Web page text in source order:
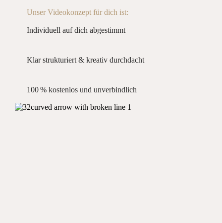
Unser Videokonzept für dich ist:
Individuell auf dich abgestimmt
Klar strukturiert & kreativ durchdacht
100 % kostenlos und unverbindlich